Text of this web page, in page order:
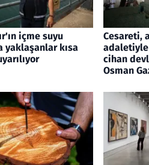
içme suyu
yaklaşanlar kısa
Cesareti,
adaletiyle
cihan
Osman